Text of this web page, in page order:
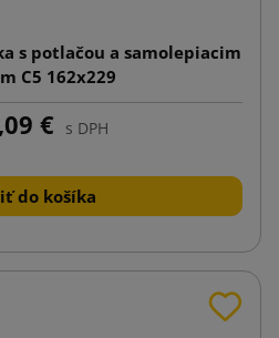
s potlačou a samolepiacim
C5 162x229
€ s DPH
do košíka